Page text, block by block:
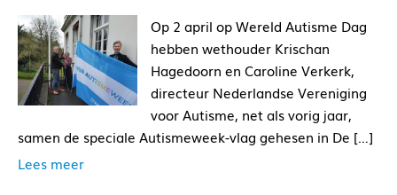
Op 2 april op Wereld Autisme Dag
hebben wethouder Krischan
Hagedoorn en Caroline Verkerk,
directeur Nederlandse Vereniging
voor Autisme, net als vorig jaar,
samen de speciale Autismeweek-vlag gehesen in De […]
Lees meer